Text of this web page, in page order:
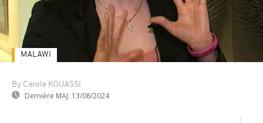
By Carole KOUASSI
Dernière MAJ: 13/08/2024
MALAWI